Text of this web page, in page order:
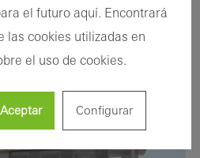
el futuro aquí. Encontrará
las cookies utilizadas en
el uso de cookies.
Aceptar Configurar